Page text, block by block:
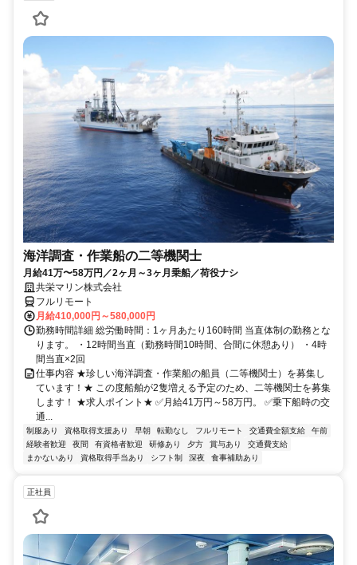
海洋調査・作業船の二等機関士
月給41万〜58万円／2ヶ月～3ヶ月乗船／荷役ナシ
共栄マリン株式会社
フルリモート
月給410,000円～580,000円
勤務時間詳細 総労働時間：1ヶ月あたり160時間 当直体制の勤務とな
ります。 ・12時間当直（勤務時間10時間、合間に休憩あり） ・4時
間当直×2回
仕事内容 ★珍しい海洋調査・作業船の船員（二等機関士）を募集し
ています！★ この度船舶が2隻増える予定のため、二等機関士を募集
します！ ★求人ポイント★ ✅月給41万円～58万円。 ✅乗下船時の交
通...
制服あり 資格取得支援あり 早朝 転勤なし フルリモート 交通費全額支給
午前
経験者歓迎
夜間 有資格者歓迎 研修あり 夕方 賞与あり
交通費支給
まかないあり
資格取得手当あり シフト制 深夜 食事補助あり
正社員